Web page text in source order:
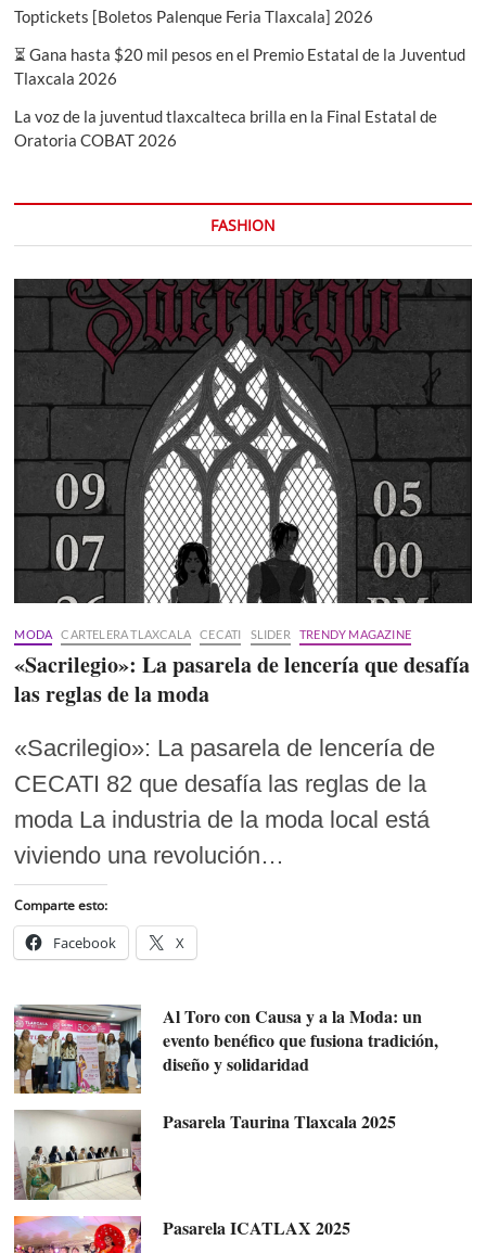
Toptickets [Boletos Palenque Feria Tlaxcala] 2026
⏳ Gana hasta $20 mil pesos en el Premio Estatal de la Juventud
Tlaxcala 2026
La voz de la juventud tlaxcalteca brilla en la Final Estatal de
Oratoria COBAT 2026
FASHION
MODA CARTELERA TLAXCALA CECATI SLIDER TRENDY MAGAZINE
«Sacrilegio»: La pasarela de lencería que desafía
las reglas de la moda
«Sacrilegio»: La pasarela de lencería de
CECATI 82 que desafía las reglas de la
moda La industria de la moda local está
viviendo una revolución…
Comparte esto:
Facebook X
Al Toro con Causa y a la Moda: un
evento benéfico que fusiona tradición,
diseño y solidaridad
Pasarela Taurina Tlaxcala 2025
Pasarela ICATLAX 2025